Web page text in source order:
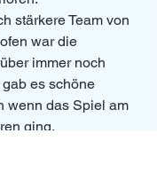
stärkere Team von
war die
immer noch
gab es schöne
wenn das Spiel am
ging.